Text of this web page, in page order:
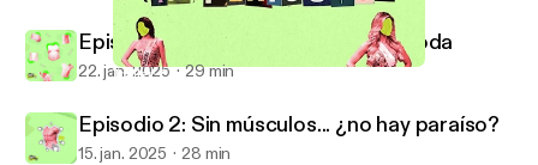
Tráiler: El dilema de los cuerpos (im)perfectos
Episodio 3: Diseña tu cuerpo a la moda
22. jan. 2025 29 min
Episodio 2: Sin músculos... ¿no hay paraíso?
15. jan. 2025 28 min